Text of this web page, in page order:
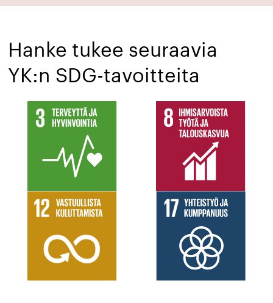
Hanke tukee seuraavia
YK:n SDG-tavoitteita